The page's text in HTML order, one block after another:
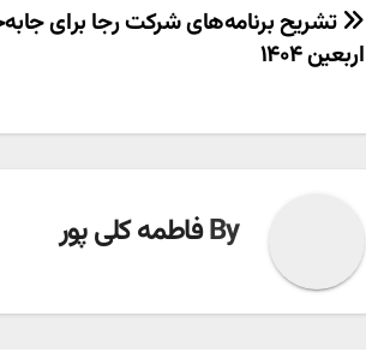
راهبری
نوشته
تشریح برنامه‌های شرکت رجا برای
اربعین ۱۴۰۴
Byفاطمه کلی پور